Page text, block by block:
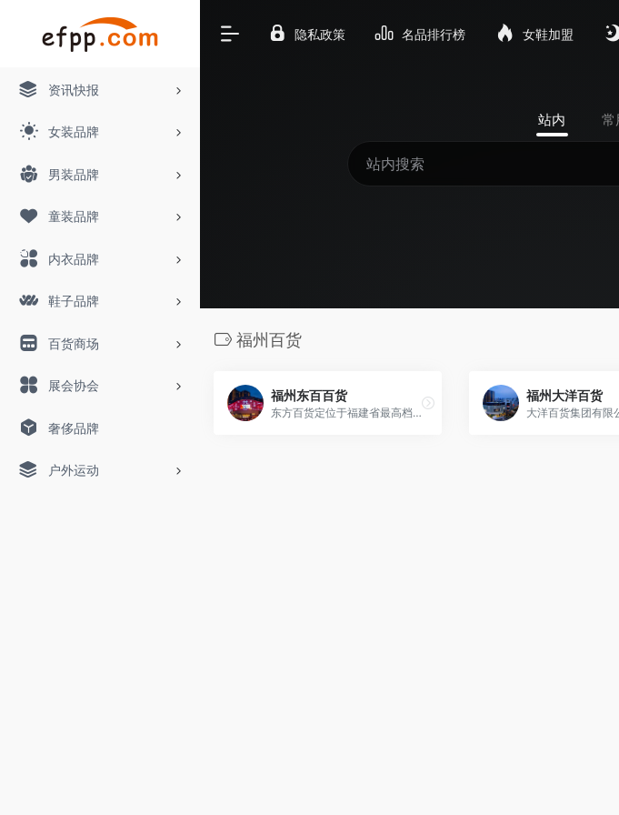
资讯快报
女装品牌
男装品牌
童装品牌
内衣品牌
鞋子品牌
百货商场
展会协会
奢侈品牌
户外运动
隐私政策 名品排行榜 女鞋加盟
站内 常
福州百货
福州东百百货
东方百货定位于福建省最高档的商场，致力于引进大量一线国际品牌，力求把福州地区的高端客户留在本地购物。
福州大洋百货